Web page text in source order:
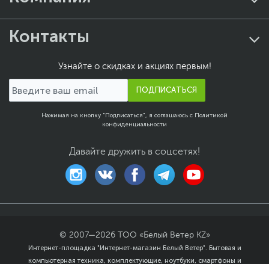
Контакты
Узнайте о скидках и акциях первым!
ПОДПИСАТЬСЯ
Нажимая на кнопку "Подписаться", я соглашаюсь с Политикой
конфиденциальности
Давайте дружить в соцсетях!
© 2007—2026
ТОО «Белый Ветер KZ»
Интернет-площадка "Интернет-магазин Белый Ветер". Бытовая и
компьютерная техника, комплектующие, ноутбуки, смартфоны и